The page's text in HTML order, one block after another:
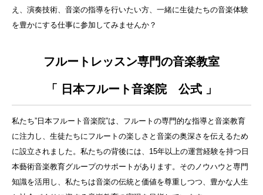
え、演奏技術、音楽の指導を行いたい方、一緒に生徒たちの音楽体験
を豊かにする仕事に参加してみませんか？
フルートレッスン専門の音楽教室
「 日本フルート音楽院 公式 」
私たち”日本フルート音楽院”は、フルートの専門的な指導と音楽教育
に注力し、生徒たちにフルートの楽しさと音楽の奥深さを伝えるため
に設立されました。私たちの背後には、15年以上の運営経験を持つ日
本藝術音楽教育グループのサポートがあります。そのノウハウと専門
知識を活用し、私たちは音楽の伝統と価値を尊重しつつ、豊かな人生